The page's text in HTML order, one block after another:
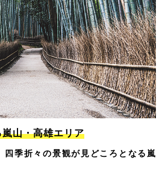
山・高雄エリア
四季折々の景観が見どころとなる嵐